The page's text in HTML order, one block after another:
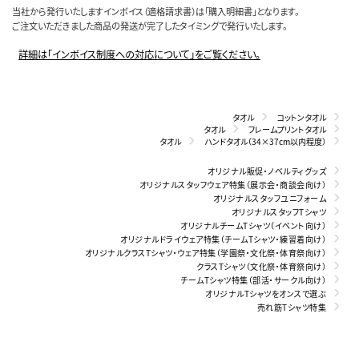
当社から発行いたしますインボイス（適格請求書）は「購入明細書」となります。
ご注文いただきました商品の発送が完了したタイミングで発行いたします。
詳細は「インボイス制度への対応について」をご覧ください。
タオル
コットンタオル
タオル
フレームプリントタオル
タオル
ハンドタオル（34×37cm以内程度）
オリジナル販促・ノベルティグッズ
オリジナルスタッフウェア特集（展示会・商談会向け）
オリジナルスタッフユニフォーム
オリジナルスタッフTシャツ
オリジナルチームTシャツ（イベント向け）
オリジナルドライウェア特集（チームTシャツ・練習着向け）
オリジナルクラスTシャツ・ウェア特集（学園祭・文化祭・体育祭向け）
クラスTシャツ（文化祭・体育祭向け）
チームTシャツ特集（部活・サークル向け）
オリジナルTシャツをオンスで選ぶ
売れ筋Tシャツ特集